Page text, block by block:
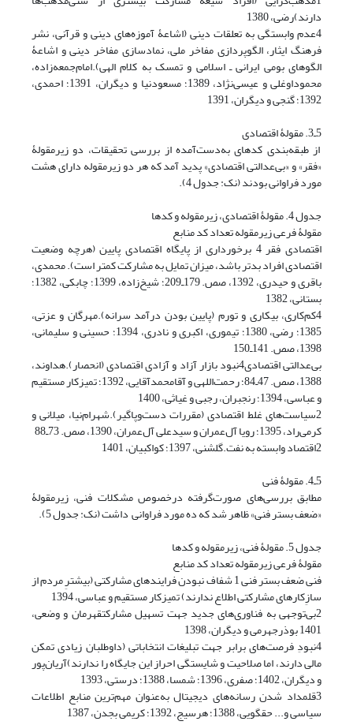
دارند)رضی، 1380
4عدم وابستگی به تعلقات دینی (اشاعۀ آموزه‌های دینی و قرآنی، نشر
فرهنگ ایثار، الگوپردازی مفاخر ملی، نمادسازی مفاخر دینی و اشاعۀ
الگوهای بومی ایرانی ـ اسلامی و تمسک به کلام الهی).امام‌جمعه‌زاده،
محموداوغلی و عیسی‌نژاد، 1389؛ مسعودنیا و دیگران، 1391؛ احمدی،
1392؛ گنجی و دیگران، 1391
5ـ3. مقولۀ اقتصادی
از طبقه‌بندی کدهای به‌دست‌آمده از بررسی تحقیقات، دو زیرمقولۀ
«فقر» و «بی‌عدالتی اقتصادی» پدید آمد که هر دو زیرمقوله دارای هشت
مورد فراوانی بودند (نک: جدول 4).
جدول 4. مقولۀ اقتصادی، زیرمقوله و کدها
مقولۀ فرعی زیرمقوله تعداد کد منابع
اقتصادی فقر 4 برخورداری از پایگاه اقتصادی پایین (هرچه وضعیت
اقتصادی افراد بدتر باشد، میزان تمایل به مشارکت کمتر است). محمدی،
باقری و حیدری، 1392، صص. 179ـ209؛ شیخ‌زاده، 1399؛ چابکی، 1382؛
بستانی، 1382
4کم‌کاری، بیکاری و تورم (پایین بودن درآمد سرانه).مهرگان و عزتی،
1385؛ رضی، 1380؛ تیموری، اکبری و نادری، 1394؛ حسینی و سلیمانی،
1398، صص. 141ـ150
بی‌عدالتی اقتصادی4نبود بازار آزاد و آزادی اقتصادی (انحصار).هداوند،
1388، صص. 47ـ84؛ رحمت‌اللهی و آقامحمدآقایی، 1392؛ تمیزکار مستقیم
و عباسی، 1394؛ رنجبران، رجبی و غیاثی، 1400
2سیاست‌های غلط اقتصادی (مقررات دست‌وپاگیر).شهرام‌نیا، میلانی و
کرمی‌راد، 1395؛ رویا آل‌عمران و سیدعلی آل‌عمران، 1390، صص. 73ـ88
2اقتصاد وابسته به نفت.گلشنی، 1397؛ کواکبیان، 1401
5ـ4. مقولۀ فنی
مطابق بررسی‌های صورت‌گرفته درخصوص مشکلات فنی، زیرمقولۀ
«ضعف بستر فنی» ظاهر شد که ده مورد فراوانی داشت (نک: جدول 5).
جدول 5. مقولۀ فنی، زیرمقوله و کدها
مقولۀ فرعی زیرمقوله تعداد کد منابع
فنی ضعف بستر فنی 1 شفاف نبودن فرایندهای مشارکتی (بیشترِ مردم از
سازِکارهای مشارکتی اطلاع ندارند) تمیزکار مستقیم و عباسی، 1394
2بی‌توجهی به فناوری‌های جدید جهت تسهیل مشارکتقهرمان و وضعی،
1401 بوذرجهرمی و دیگران، 1398
4نبودِ فرصت‌های برابر جهت تبلیغات انتخاباتی (داوطلبان زیادى تمکن
مالی دارند، اما صلاحیت و شایستگی احراز این جایگاه را ندارند)آریان‌پور
و دیگران، 1402؛ صفری، 1396؛ شمسا، 1388؛ درستی، 1393
3قلمداد شدن رسانه‌های دیجیتال به‌عنوان مهم‌ترین منابع اطلاعات
سیاسی و... حقگویی، 1388؛ هرسیج، 1392؛ کریمی بجدن، 1387